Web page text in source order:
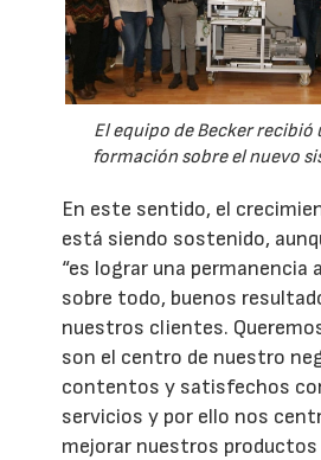
El equipo de Becker recibió
formación sobre el nuevo
En este sentido, el
está siendo sostenido,
“es lograr una permanencia
sobre todo, buenos
nuestros clientes.
son el centro de nuestro
contentos y satisfechos
servicios y por ello nos
mejorar nuestros productos